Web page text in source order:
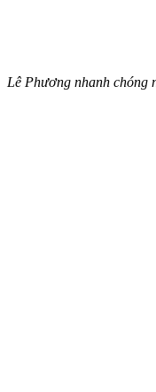
Lê Phương nhanh chóng